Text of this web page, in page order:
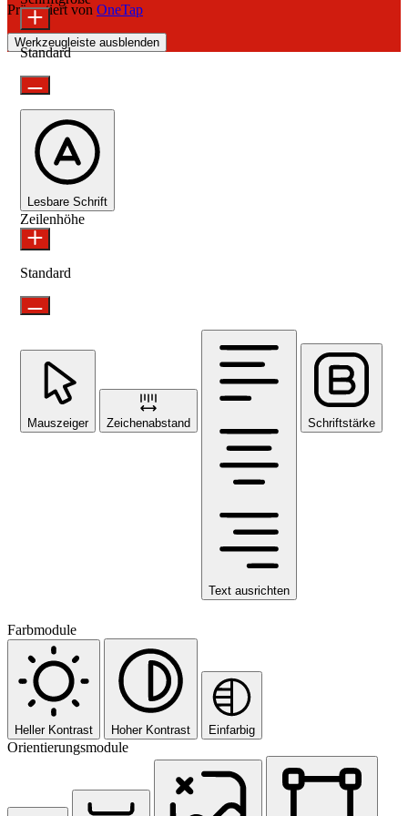
Präsentiert von OneTap
Werkzeugleiste ausblenden
Standard
Lesbare Schrift
Zeilenhöhe
Standard
Mauszeiger Zeichenabstand
Text ausrichten
Schriftstärke
Farbmodule
Heller Kontrast Hoher Kontrast Einfarbig
Orientierungsmodule